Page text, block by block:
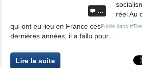
…
Publié dans
réel Au
qui ont eu lieu en France ces
dernières années, il a fallu pour...
Lire la suite